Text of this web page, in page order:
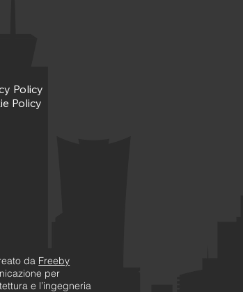
Policy
Policy
da Freeby
per
e l’ingegneria